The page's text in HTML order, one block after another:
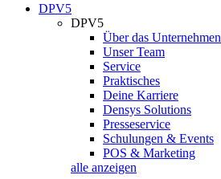
DPV5
DPV5
Über das Unternehmen
Unser Team
Service
Praktisches
Deine Karriere
Densys Solutions
Presseservice
Schulungen & Events
POS & Marketing
alle anzeigen